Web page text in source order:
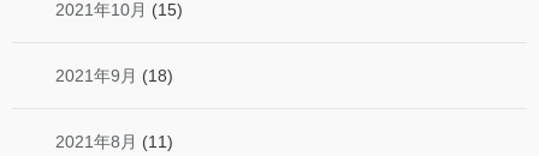
2021年10月 (15)
2021年9月 (18)
2021年8月 (11)